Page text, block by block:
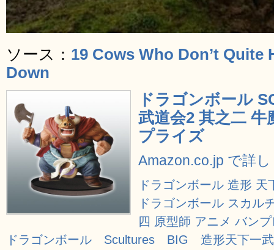
ソース： 19 Cows Who Don’t Quite
Down
ドラゴンボール
武道会2 其之二
プライズ
Amazon.co.jp で詳
ドラゴンボール 造形
ドラゴンボール スカル
四 原型師 アニメ バン
ドラゴンボール Scultures BIG 造形天下一